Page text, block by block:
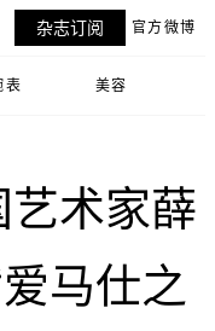
表 美容
杂志订阅 官方微博
艺术家薛
马仕之